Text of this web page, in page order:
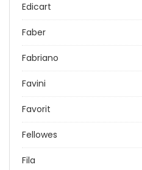
Edicart
Faber
Fabriano
Favini
Favorit
Fellowes
Fila